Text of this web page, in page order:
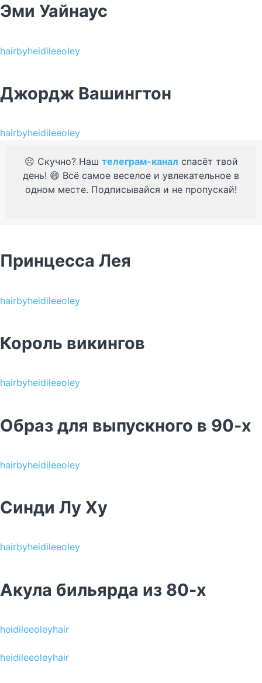
Эми Уайнаус
hairbyheidileeoley
Джордж Вашингтон
hairbyheidileeoley
☹️ Скучно? Наш телеграм-канал спасёт твой
день! 😄 Всё самое веселое и увлекательное в
одном месте. Подписывайся и не пропускай!
Принцесса Лея
hairbyheidileeoley
Король викингов
hairbyheidileeoley
Образ для выпускного в 90-х
hairbyheidileeoley
Синди Лу Ху
hairbyheidileeoley
Акула бильярда из 80-х
heidileeoleyhair
heidileeoleyhair